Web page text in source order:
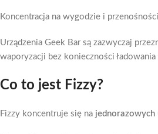
Koncentracja na wygodzie i przenośności
Urządzenia Geek Bar są zazwyczaj
waporyzacji bez konieczności
Co to jest Fizzy?
Fizzy koncentruje się na jednorazowych